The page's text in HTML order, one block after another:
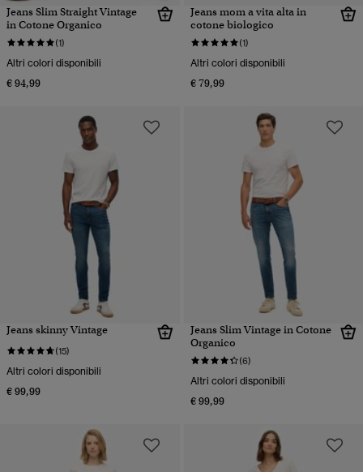
Jeans Slim Straight Vintage
in Cotone Organico
(1)
Altri colori disponibili
€ 94,99
Jeans mom a vita alta in
cotone biologico
(1)
Altri colori disponibili
€ 79,99
Jeans skinny Vintage
(15)
Altri colori disponibili
€ 99,99
Jeans Slim Vintage in Cotone
Organico
(6)
Altri colori disponibili
€ 99,99